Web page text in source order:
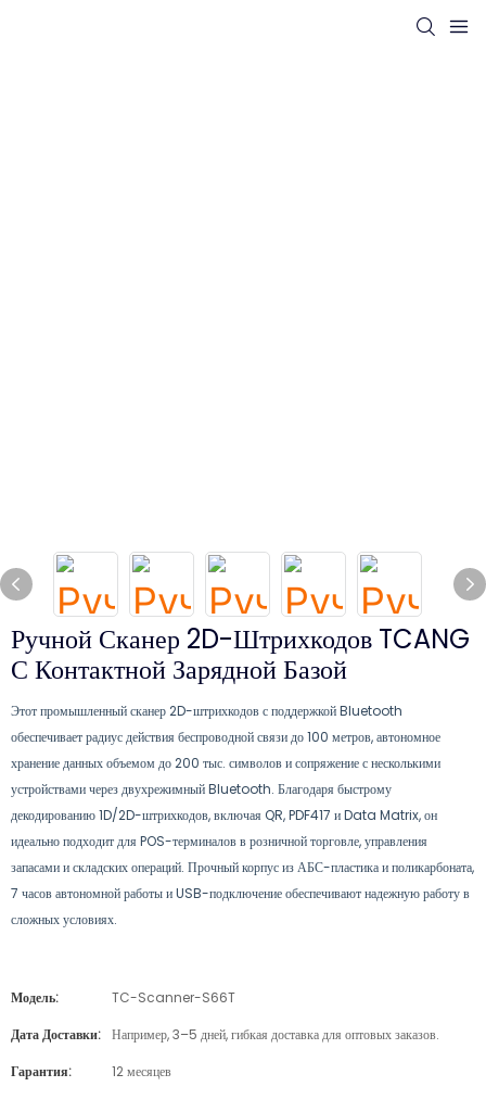
Ручной Сканер 2D-Штрихкодов TCANG
С Контактной Зарядной Базой
Этот промышленный сканер 2D-штрихкодов с поддержкой Bluetooth
обеспечивает радиус действия беспроводной связи до 100 метров, автономное
хранение данных объемом до 200 тыс. символов и сопряжение с несколькими
устройствами через двухрежимный Bluetooth. Благодаря быстрому
декодированию 1D/2D-штрихкодов, включая QR, PDF417 и Data Matrix, он
идеально подходит для POS-терминалов в розничной торговле, управления
запасами и складских операций. Прочный корпус из АБС-пластика и поликарбоната,
7 часов автономной работы и USB-подключение обеспечивают надежную работу в
сложных условиях.
Модель:
TC-Scanner-S66T
Дата Доставки: Например, 3–5 дней, гибкая доставка для оптовых заказов.
Гарантия:
12 месяцев